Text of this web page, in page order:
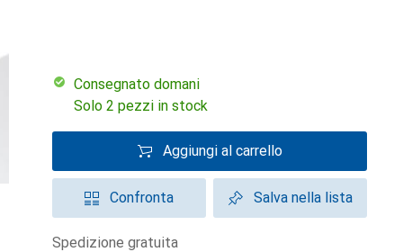
Consegnato domani
Solo 2 pezzi in stock
Aggiungi al carrello
Confronta Salva nella lista
spedizione gratuita